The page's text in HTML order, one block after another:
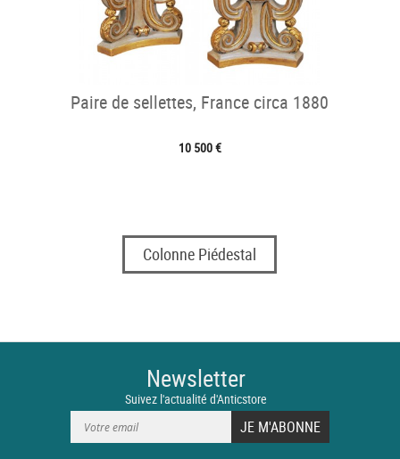
Paire de sellettes, France circa 1880
10 500 €
Colonne Piédestal
Newsletter
Suivez l'actualité d'Anticstore